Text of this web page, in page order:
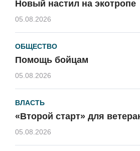
Новый настил на экотропе
05.08.2026
ОБЩЕСТВО
Помощь бойцам
05.08.2026
ВЛАСТЬ
«Второй старт» для
05.08.2026